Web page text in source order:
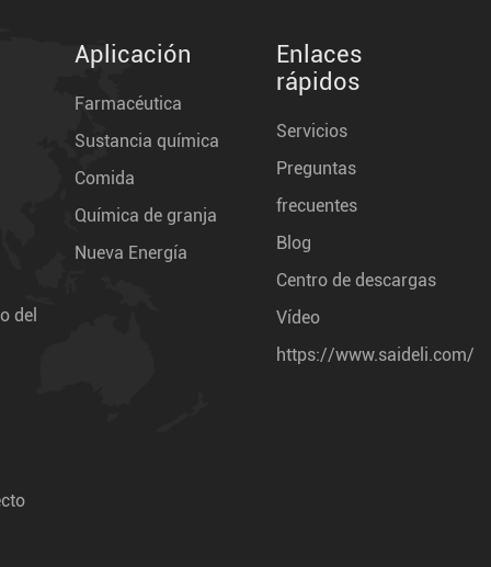
del
Aplicación
Farmacéutica
Sustancia química
Comida
Química de granja
Nueva Energía
Enlaces
rápidos
Servicios
Preguntas
frecuentes
Blog
Centro de descargas
Vídeo
https://www.saideli.com/